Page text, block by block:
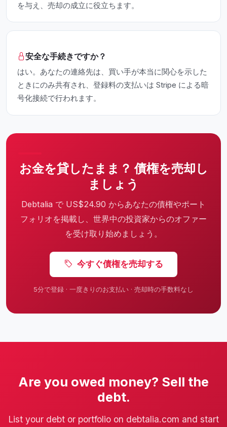
を与え、売却の成立に役立ちます。
安全な手続きですか？
はい。あなたの連絡先は、買い手が本当に関心を示した
ときにのみ共有され、登録料の支払いは Stripe による暗
号化接続で行われます。
お金を貸したまま？ 債権を売却し
ましょう
Debtalia で US$24.90 からあなたの債権やポート
フォリオを掲載し、世界中の投資家からのオファー
を受け取り始めましょう。
今すぐ債権を売却する
5分で登録 · 一度きりのお支払い · 売却時の手数料なし
Are you owed money? Sell the
debt.
List your debt or portfolio on debtalia.com and start